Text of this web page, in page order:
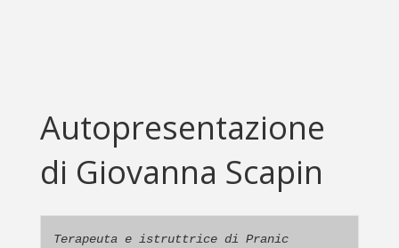
Autopresentazione
di Giovanna Scapin
Terapeuta e istruttrice di Pranic